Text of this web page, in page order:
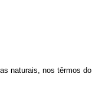
naturais, nos têrmos do